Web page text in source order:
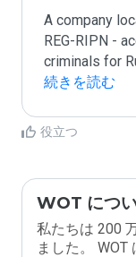
A company
REG-RIPN -
criminals for
続きを読む
役立つ
WOT につ
私たちは 200
ました。